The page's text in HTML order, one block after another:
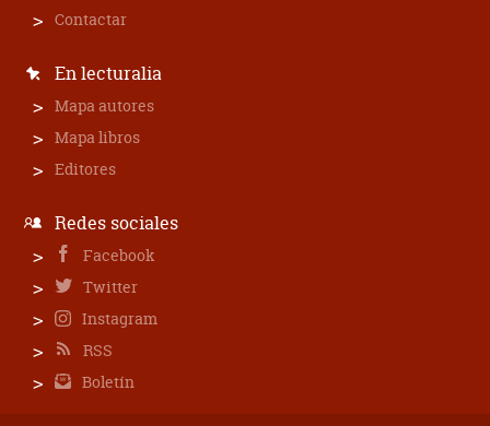
Contactar
En lecturalia
Mapa autores
Mapa libros
Editores
Redes sociales
Facebook
Twitter
Instagram
RSS
Boletín